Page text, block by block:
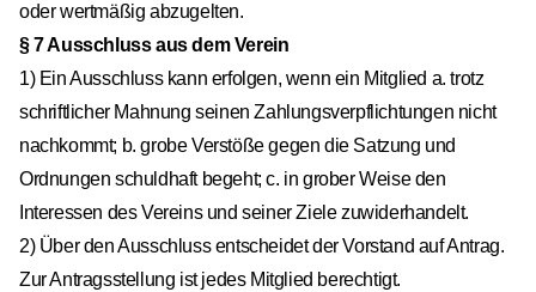
oder wertmäßig abzugelten.
§ 7 Ausschluss aus dem Verein
1) Ein Ausschluss kann erfolgen, wenn ein Mitglied a. trotz
schriftlicher Mahnung seinen Zahlungsverpflichtungen nicht
nachkommt; b. grobe Verstöße gegen die Satzung und
Ordnungen schuldhaft begeht; c. in grober Weise den
Interessen des Vereins und seiner Ziele zuwiderhandelt.
2) Über den Ausschluss entscheidet der Vorstand auf Antrag.
Zur Antragsstellung ist jedes Mitglied berechtigt.